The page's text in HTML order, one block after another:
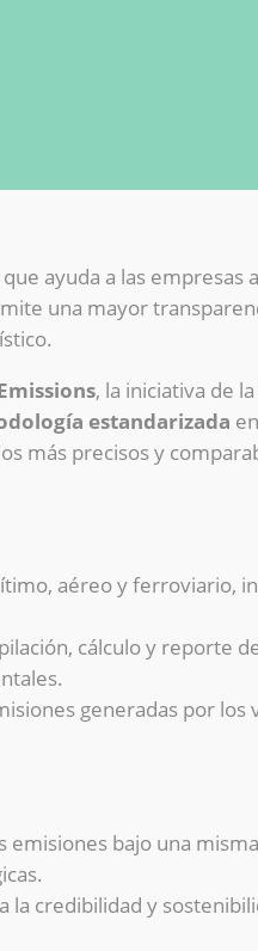
ayuda a las empresas
una mayor
, la iniciativa de
estandarizada
más precisos y
aéreo y ferroviario,
cálculo y reporte
generadas por los
bajo una misma
credibilidad y